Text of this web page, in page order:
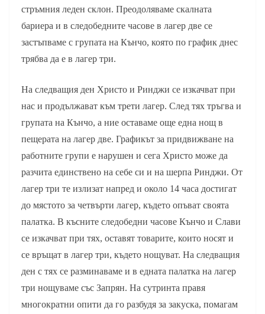
стръмния леден склон. Преодоляваме скалната
бариера и в следобедните часове в лагер две се
застъпваме с групата на Кънчо, която по график днес
трябва да е в лагер три.
На следващия ден Христо и Ринджи се изкачват при
нас и продължават към трети лагер. След тях тръгва и
групата на Кънчо, а ние оставаме още една нощ в
пещерата на лагер две. Графикът за придвижване на
работните групи е нарушен и сега Христо може да
разчита единствено на себе си и на шерпа Ринджи. От
лагер три те излизат напред и около 14 часа достигат
до мястото за четвърти лагер, където опъват своята
палатка. В късните следобедни часове Кънчо и Слави
се изкачват при тях, оставят товарите, които носят и
се връщат в лагер три, където нощуват. На следващия
ден с тях се разминаваме и в едната палатка на лагер
три нощуваме със Запрян. На сутринта правя
многократни опити да го разбудя за закуска, помагам